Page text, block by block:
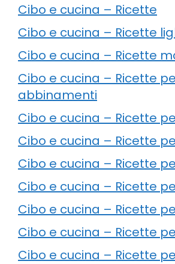
Cibo e cucina – Ricette
Cibo e cucina – Ricette
Cibo e cucina – Ricette
Cibo e cucina – Ricette
abbinamenti
Cibo e cucina – Ricette
Cibo e cucina – Ricette
Cibo e cucina – Ricette
Cibo e cucina – Ricette
Cibo e cucina – Ricette
Cibo e cucina – Ricette
Cibo e cucina – Ricette